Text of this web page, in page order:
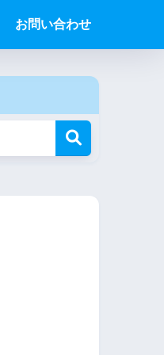
お問い合わせ